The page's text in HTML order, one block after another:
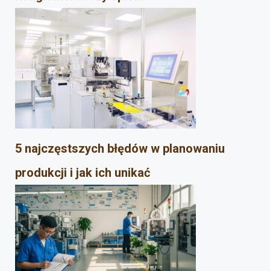
5 najczęstszych błędów w planowaniu
produkcji i jak ich unikać